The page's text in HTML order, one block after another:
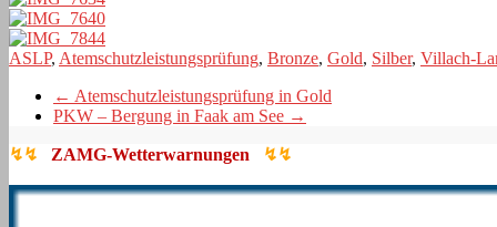
ASLP, Atemschutzleistungsprüfung, Bronze, Gold, Silber, Villach-
← Atemschutzleistungsprüfung in Gold
PKW – Bergung in Faak am See →
↯↯ ZAMG-Wetterwarnungen ↯↯